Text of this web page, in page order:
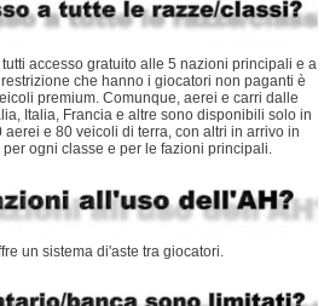
accesso gratuito alle 5 nazioni principali e a
che hanno i giocatori non paganti è
premium. Comunque, aerei e carri dalle
Italia, Francia e altre sono disponibili solo in
e 80 veicoli di terra, con altri in arrivo in
ogni classe e per le fazioni principali.
un sistema di'aste tra giocatori.